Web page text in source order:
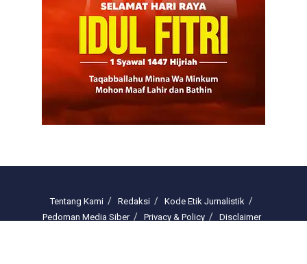
Tentang Kami Redaksi
Kode Etik Jurnalistik
Pedoman Media Siber
Privacy & Policy Disclaimer